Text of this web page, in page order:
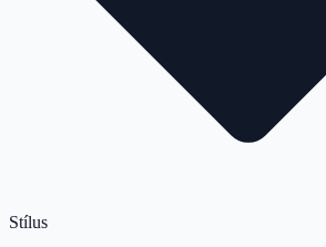
Stílus